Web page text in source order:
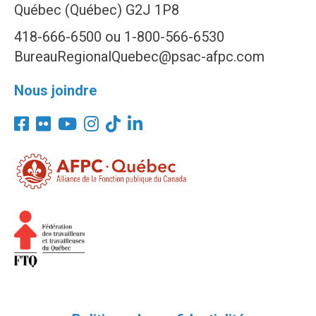
Québec (Québec) G2J 1P8
418-666-6500 ou 1-800-566-6530
BureauRegionalQuebec@psac-afpc.com
Nous joindre